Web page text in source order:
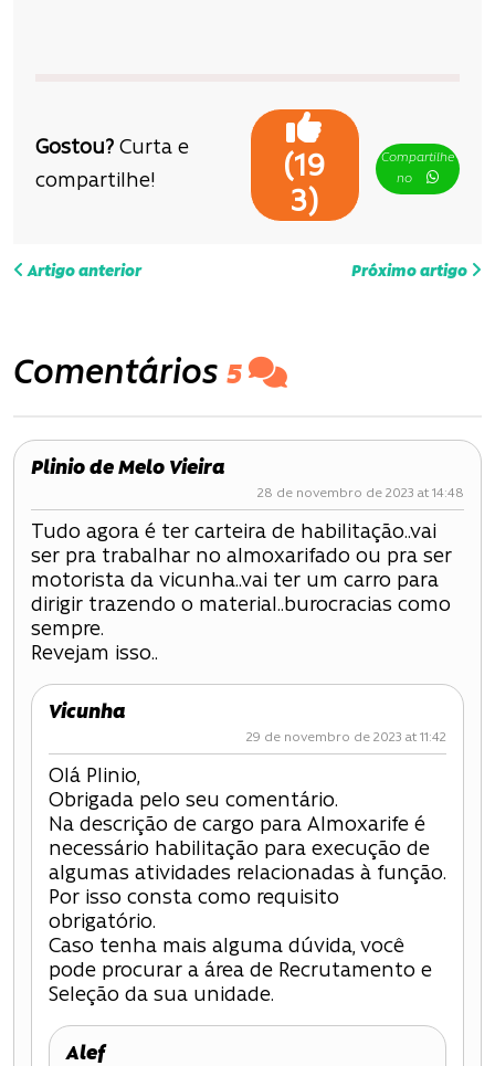
Gostou? Curta e
compartilhe!
(19
3)
Compartilhe
no
N
v
e
g
a
ç
ã
o
d
e
Artigo anterior Próximo artigo
Comentários 5
Plinio de Melo Vieira
28 de novembro de 2023 at 14:48
Tudo agora é ter carteira de habilitação..vai
ser pra trabalhar no almoxarifado ou pra ser
motorista da vicunha..vai ter um carro para
dirigir trazendo o material..burocracias como
sempre.
Revejam isso..
Vicunha
29 de novembro de 2023 at 11:42
Olá Plinio,
Obrigada pelo seu comentário.
Na descrição de cargo para Almoxarife é
necessário habilitação para execução de
algumas atividades relacionadas à função.
Por isso consta como requisito
obrigatório.
Caso tenha mais alguma dúvida, você
pode procurar a área de Recrutamento e
Seleção da sua unidade.
Alef